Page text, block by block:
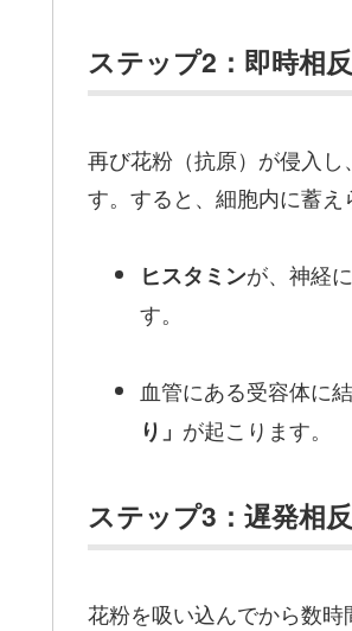
ステップ2：即時相
再び花粉（抗原）が侵入
す。すると、細胞内に蓄え
ヒスタミンが、神経
す。
血管にある受容体に
り」 が起こります。
ステップ3：遅発相
花粉を吸い込んでから数時